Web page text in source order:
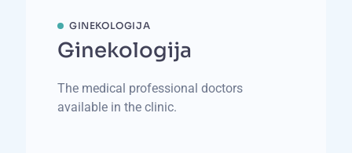
GINEKOLOGIJA
Ginekologija
The medical professional doctors
available in the clinic.